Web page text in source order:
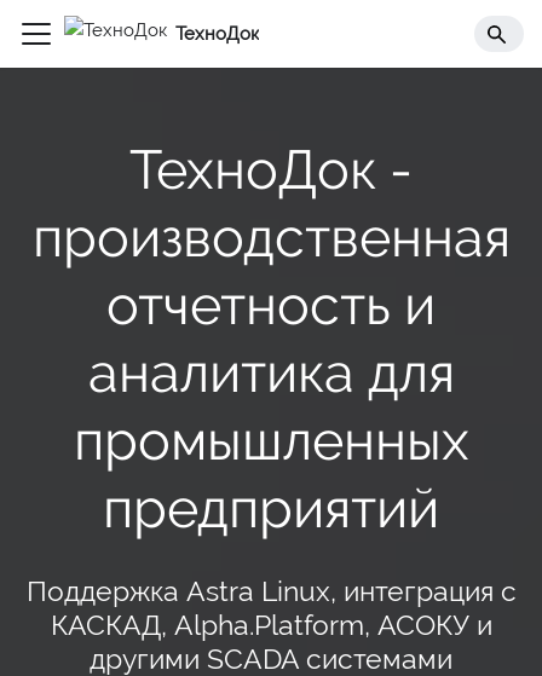
ТехноДок
ТехноДок -
производственная
отчетность и
аналитика для
промышленных
предприятий
Поддержка Astra Linux, интеграция с
КАСКАД, Alpha.Platform, АСОКУи
другими SCADA системами